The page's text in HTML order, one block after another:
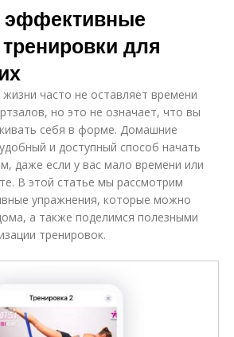
эффективные
для
часто не оставляет времени
но это не означает, что вы
себя в форме. Домашние
и доступный способ начать
даже если у вас мало времени или
В этой статье мы рассмотрим
упражнения, которые можно
а также поделимся полезными
тренировок.